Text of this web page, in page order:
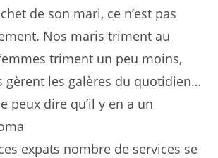
de son mari, ce n’est pas
Nos maris triment au
triment un peu moins,
gèrent les galères du quotidien…
peux dire qu’il y en a un
expats nombre de services se